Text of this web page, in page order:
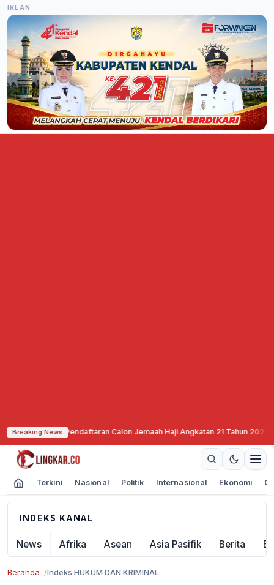
IKLAN
Breaking News
Mulai Buka Pendaftaran Calon Jemaah Haji Angkatan 21 Tahun 2027·
Terkini Nasional Politik Internasional Ekonomi
INDEKS KANAL
News Afrika Asean Asia Pasifik Berita
Beranda Indeks HUKUM DAN KRIMINAL